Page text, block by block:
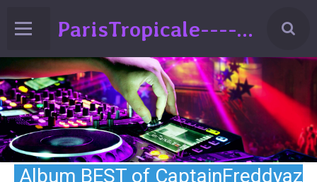
ParisTropicale-------Liberté-Egalité-Variété!!!(spectacle de Variéts Musique & Humour-sur la France-ed°2024
Album BEST of CaptainFreddyaz